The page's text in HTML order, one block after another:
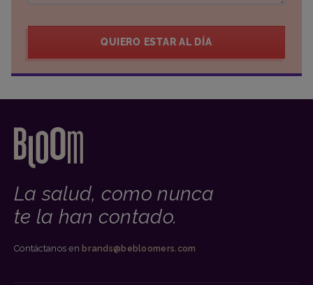
QUIERO ESTAR AL DÍA
La salud, como nunca
te la han contado.
Contáctanos en brands@bebloomers.com